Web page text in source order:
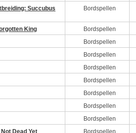
Succubus
Bordspellen
King
Bordspellen
Bordspellen
Bordspellen
Bordspellen
Bordspellen
Bordspellen
Bordspellen
Bordspellen
Dead Yet
Bordspellen